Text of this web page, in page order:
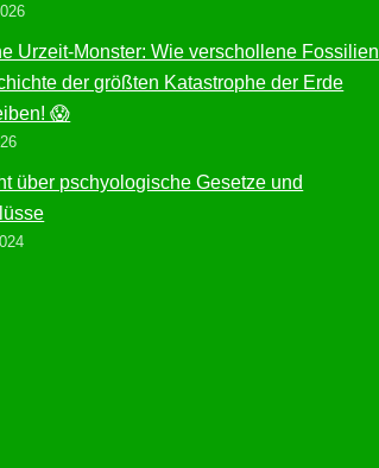
Urzeit-Monster: Wie verschollene Fossilien
der größten Katastrophe der Erde
😱
über pschyologische Gesetze und